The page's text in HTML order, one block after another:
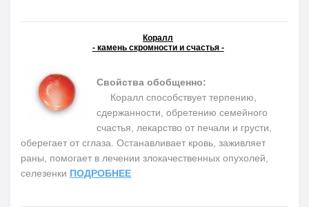
Коралл
- камень скромности и счастья -
Свойства обобщенно:
Коралл способствует терпению,
сдержанности, обретению семейного
счастья, лекарство от печали и грусти,
оберегает от сглаза. Останавливает кровь, заживляет
раны, помогает в лечении злокачественных опухолей,
селезенки ПОДРОБНЕЕ